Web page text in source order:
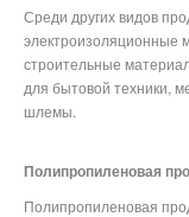
Среди других видов
электроизоляционные
строительные
для бытовой техники,
шлемы.
Полипропиленовая
Полипропиленовая